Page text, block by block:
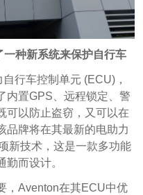
种新系统来保护自行车
行车控制单元 (ECU)，
内置GPS、远程锁定、警
可以防止盗窃，又可以在
品牌将在其最新的电助力
新技术，这是一款多功能
而设计。
，Aventon在其ECU中优